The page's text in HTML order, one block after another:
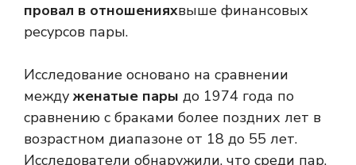
провал в отношенияхвыше финансовых
ресурсов пары.
Исследование основано на сравнении
междуженатые пары до 1974 года по
сравнению с браками более поздних лет в
возрастном диапазоне от 18 до 55 лет.
Исследователи обнаружили, что среди пар,